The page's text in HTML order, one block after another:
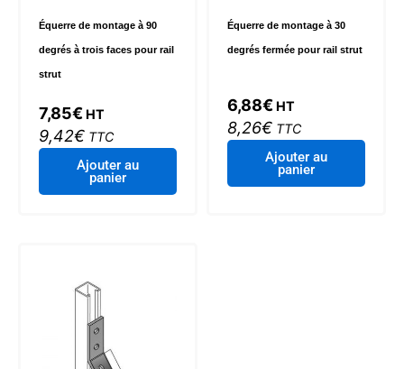
Équerre de montage à 90
degrés à trois faces pour rail
strut
7,85€HT
9,42€TTC
Ajouter au
panier
Équerre de montage à 30
degrés fermée pour rail strut
6,88€ HT
8,26€ TTC
Ajouter au
panier